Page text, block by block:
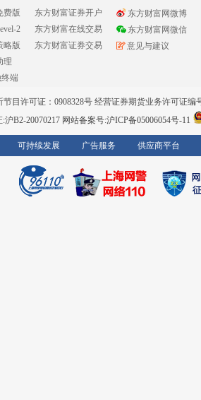
费版
2
略版
理
终端
东方财富证券开户
东方财富在线交易
东方财富证券交易
东方财富网微博
东方财富网微信
意见与建议
目许可证：0908328号 经营证券期货业务许可证编
沪B2-20070217 网站备案号:沪ICP备05006054号-11
可持续发展 广告服务 供应商平台